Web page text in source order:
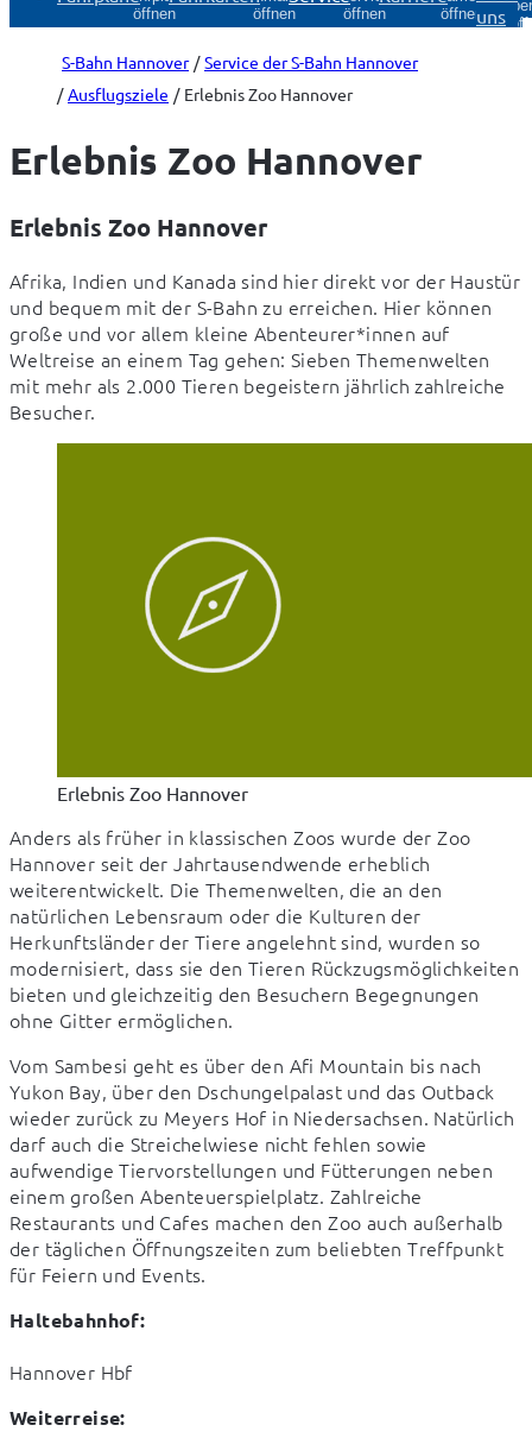
öffnen
öffnen
öffnen
öffnenuns
S-Bahn Hannover
Service der S-Bahn Hannover
Ausflugsziele
Erlebnis Zoo Hannover
Erlebnis Zoo Hannover
Erlebnis Zoo Hannover
Afrika, Indien und Kanada sind hier direkt vor der Haustür
und bequem mit der S-Bahn zu erreichen. Hier können
große und vor allem kleine Abenteurer*innen auf
Weltreise an einem Tag gehen: Sieben Themenwelten
mit mehr als 2.000 Tieren begeistern jährlich zahlreiche
Besucher.
Erlebnis Zoo Hannover
Anders als früher in klassischen Zoos wurde der Zoo
Hannover seit der Jahrtausendwende erheblich
weiterentwickelt. Die Themenwelten, die an den
natürlichen Lebensraum oder die Kulturen der
Herkunftsländer der Tiere angelehnt sind, wurden so
modernisiert, dass sie den Tieren Rückzugsmöglichkeiten
bieten und gleichzeitig den Besuchern Begegnungen
ohne Gitter ermöglichen.
Vom Sambesi geht es über den Afi Mountain bis nach
Yukon Bay, über den Dschungelpalast und das Outback
wieder zurück zu Meyers Hof in Niedersachsen. Natürlich
darf auch die Streichelwiese nicht fehlen sowie
aufwendige Tiervorstellungen und Fütterungen neben
einem großen Abenteuerspielplatz. Zahlreiche
Restaurants und Cafes machen den Zoo auch außerhalb
der täglichen Öffnungszeiten zum beliebten Treffpunkt
für Feiern und Events.
Haltebahnhof:
Hannover Hbf
Weiterreise: